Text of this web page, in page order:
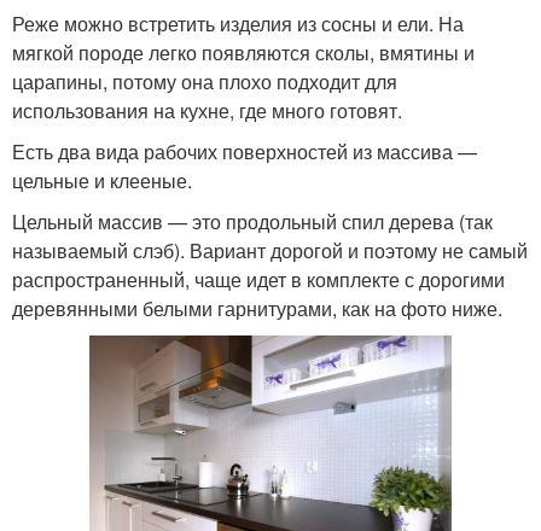
Реже можно встретить изделия из сосны и ели. На
мягкой породе легко появляются сколы, вмятины и
царапины, потому она плохо подходит для
использования на кухне, где много готовят.
Есть два вида рабочих поверхностей из массива —
цельные и клееные.
Цельный массив — это продольный спил дерева (так
называемый слэб). Вариант дорогой и поэтому не самый
распространенный, чаще идет в комплекте с дорогими
деревянными белыми гарнитурами, как на фото ниже.